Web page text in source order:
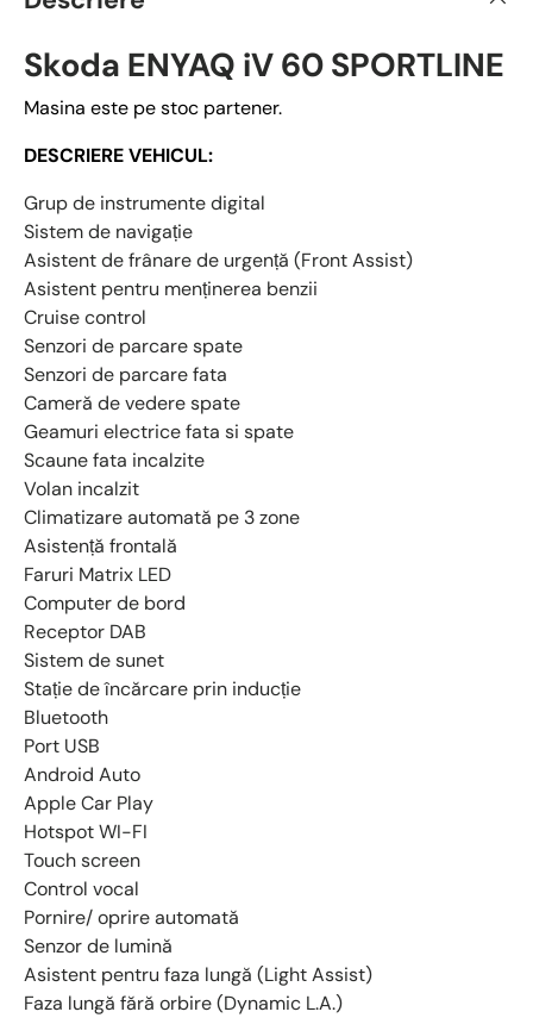
Skoda ENYAQ iV 60 SPORTLINE
Masina este pe stoc partener.
DESCRIERE VEHICUL:
Grup de instrumente digital
Sistem de navigație
Asistent de frânare de urgență (Front Assist)
Asistent pentru menținerea benzii
Cruise control
Senzori de parcare spate
Senzori de parcare fata
Cameră de vedere spate
Geamuri electrice fata si spate
Scaune fata incalzite
Volan incalzit
Climatizare automată pe 3 zone
Asistență frontală
Faruri Matrix LED
Computer de bord
Receptor DAB
Sistem de sunet
Stație de încărcare prin inducție
Bluetooth
Port USB
Android Auto
Apple Car Play
Hotspot WI-FI
Touch screen
Control vocal
Pornire/ oprire automată
Senzor de lumină
Asistent pentru faza lungă (Light Assist)
Faza lungă fără orbire (Dynamic L.A.)